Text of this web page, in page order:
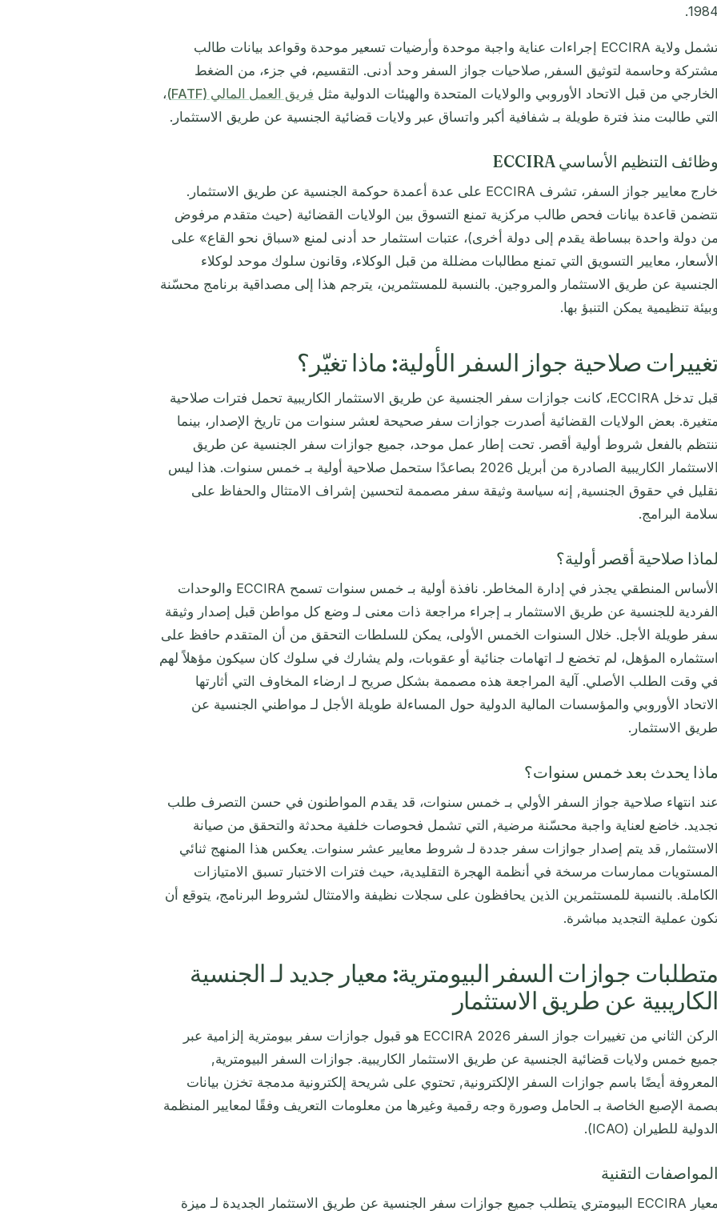
1984.
تشمل ولاية ECCIRA إجراءات عناية واجبة موحدة وأرضيات تسعير موحدة وقواعد بيانات طالب
مشتركة وحاسمة لتوثيق السفر, صلاحيات جواز السفر وحد أدنى. التقسيم، في جزء، من الضغط
الخارجي من قبل الاتحاد الأوروبي والولايات المتحدة والهيئات الدولية مثل فريق العمل المالي (FATF)
،
التي طالبت منذ فترة طويلة بـ شفافية أكبر واتساق عبر ولايات قضائية الجنسية عن طريق الاستثمار.
وظائف التنظيم الأساسي ECCIRA
خارج معايير جواز السفر، تشرف ECCIRA على عدة أعمدة حوكمة الجنسية عن طريق الاستثمار.
قاعدة بيانات فحص طالب مركزية تمنع التسوق بين الولايات القضائية (حيث متقدم مرفوض
من دولة واحدة ببساطة يقدم إلى دولة أخرى)، عتبات استثمار حد أدنى لمنع «سباق نحو القاع» على
الأسعار، معايير التسويق التي تمنع مطالبات مضللة من قبل الوكلاء، وقانون سلوك موحد لوكلاء
الجنسية عن طريق الاستثمار والمروجين. بالنسبة للمستثمرين، يترجم هذا إلى مصداقية برنامج محسّنة
وبيئة تنظيمية يمكن التنبؤ بها.
صلاحية جواز السفر الأولية: ماذا تغيّر؟
قبل تدخل ECCIRA، كانت جوازات سفر الجنسية عن طريق الاستثمار الكاريبية تحمل فترات صلاحية
متغيرة. بعض الولايات القضائية أصدرت جوازات سفر صحيحة لعشر سنوات من تاريخ الإصدار، بينما
بالفعل شروط أولية أقصر. تحت إطار عمل موحد، جميع جوازات سفر الجنسية عن طريق
الاستثمار الكاريبية الصادرة من أبريل 2026 بصاعدًا ستحمل صلاحية أولية بـ خمس سنوات. هذا ليس
في حقوق الجنسية, إنه سياسة وثيقة سفر مصممة لتحسين إشراف الامتثال والحفاظ على
سلامة البرامج.
لماذا صلاحية أقصر أولية؟
الأساس المنطقي يجذر في إدارة المخاطر. نافذة أولية بـ خمس سنوات تسمح ECCIRA والوحدات
الفردية للجنسية عن طريق الاستثمار بـ إجراء مراجعة ذات معنى لـ وضع كل مواطن قبل إصدار وثيقة
سفر طويلة الأجل. خلال السنوات الخمس الأولى، يمكن للسلطات التحقق من أن المتقدم حافظ على
استثماره المؤهل، لم تخضع لـ اتهامات جنائية أو عقوبات، ولم يشارك في سلوك كان سيكون مؤهلاً لهم
في وقت الطلب الأصلي. آلية المراجعة هذه مصممة بشكل صريح لـ ارضاء المخاوف التي أثارتها
الاتحاد الأوروبي والمؤسسات المالية الدولية حول المساءلة طويلة الأجل لـ مواطني الجنسية عن
طريق الاستثمار.
ماذا يحدث بعد خمس سنوات؟
عند انتهاء صلاحية جواز السفر الأولي بـ خمس سنوات، قد يقدم المواطنون في حسن التصرف طلب
خاضع لعناية واجبة محسّنة مرضية, التي تشمل فحوصات خلفية محدثة والتحقق من صيانة
الاستثمار, قد يتم إصدار جوازات سفر جددة لـ شروط معايير عشر سنوات. يعكس هذا المنهج ثنائي
المستويات ممارسات مرسخة في أنظمة الهجرة التقليدية، حيث فترات الاختبار تسبق الامتيازات
الكاملة. بالنسبة للمستثمرين الذين يحافظون على سجلات نظيفة والامتثال لشروط البرنامج، يتوقع أن
عملية التجديد مباشرة.
متطلبات جوازات السفر البيومترية: معيار جديد لـ الجنسية
الكاريبية عن طريق الاستثمار
الركن الثاني من تغييرات جواز السفر ECCIRA 2026 هو قبول جوازات سفر بيومترية إلزامية عبر
جميع خمس ولايات قضائية الجنسية عن طريق الاستثمار الكاريبية. جوازات السفر البيومترية,
المعروفة أيضًا باسم جوازات السفر الإلكترونية, تحتوي على شريحة إلكترونية مدمجة تخزن بيانات
بصمة الإصبع الخاصة بـ الحامل وصورة وجه رقمية وغيرها من معلومات التعريف وفقًا لمعايير المنظمة
الدولية للطيران (ICAO).
المواصفات التقنية
معيار ECCIRA البيومتري يتطلب جميع جوازات سفر الجنسية عن طريق الاستثمار الجديدة لـ ميزة